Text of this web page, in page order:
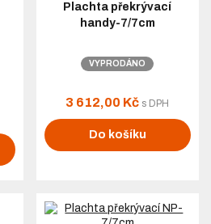
Plachta překrývací
handy-7/7cm
VYPRODÁNO
3 612,00 Kč s DPH
Do košíku